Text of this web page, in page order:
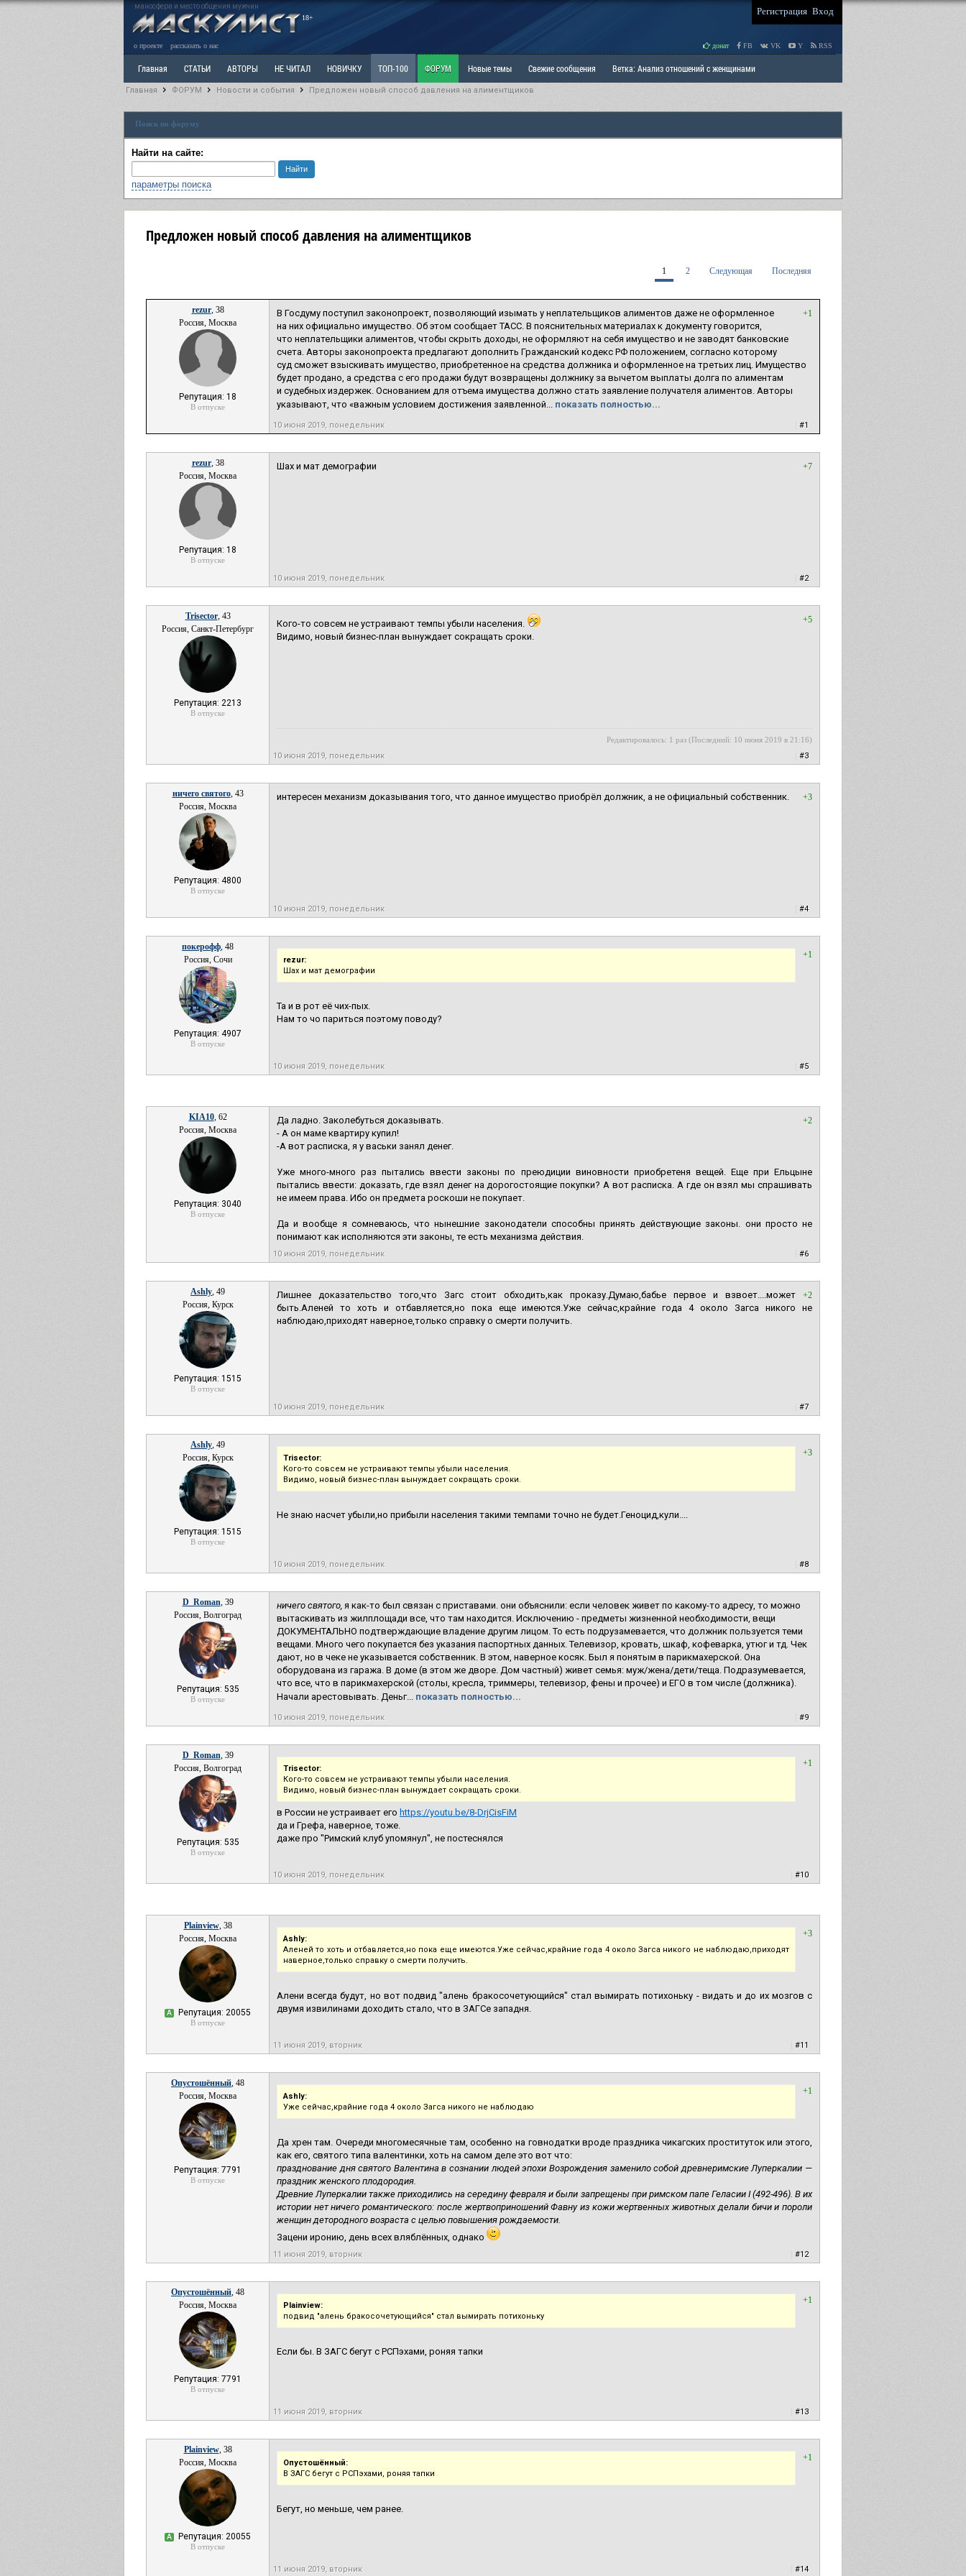
маносфера и место общения мужчин
18+
Регистрация Вход
о проекте рассказать о нас донат FB VK Y RSS
Главная СТАТЬИ АВТОРЫ НЕ ЧИТАЛ НОВИЧКУ ТОП-100 ФОРУМ Новые темы Свежие сообщения Ветка: Анализ отношений с женщинами
Ветка: Наболевшее. Выскажись! РАЗДЕЛ: Мы и Женщины
РАЗДЕЛ: Разное
Главная ФОРУМ Новости и события Предложен новый способ давления на алиментщиков
Поиск по форуму
Найти на сайте:
параметры поиска
Предложен новый способ давления на алиментщиков
1 2 Следующая Последняя
rezur, 38
Россия, Москва
Репутация: 18
В отпуске
+1
В Госдуму поступил законопроект, позволяющий изымать у неплательщиков алиментов даже не оформленное
на них официально имущество. Об этом сообщает ТАСС. В пояснительных материалах к документу говорится,
что неплательщики алиментов, чтобы скрыть доходы, не оформляют на себя имущество и не заводят банковские
счета. Авторы законопроекта предлагают дополнить Гражданский кодекс РФ положением, согласно которому
суд сможет взыскивать имущество, приобретенное на средства должника и оформленное на третьих лиц. Имущество
будет продано, а средства с его продажи будут возвращены должнику за вычетом выплаты долга по алиментам
и судебных издержек. Основанием для отъема имущества должно стать заявление получателя алиментов. Авторы
указывают, что «важным условием достижения заявленной... показать полностью...
10 июня 2019, понедельник #1
rezur, 38
Россия, Москва
Репутация: 18
В отпуске
+7
Шах и мат демографии
10 июня 2019, понедельник #2
Trisector, 43
Россия, Санкт-Петербург
Репутация: 2213
В отпуске
+5
Кого-то совсем не устраивают темпы убыли населения.
Видимо, новый бизнес-план вынуждает сокращать сроки.
Редактировалось: 1 раз (Последний: 10 июня 2019 в 21:16)
10 июня 2019, понедельник #3
ничего святого, 43
Россия, Москва
Репутация: 4800
В отпуске
+3
интересен механизм доказывания того, что данное имущество приобрёл должник, а не официальный собственник.
10 июня 2019, понедельник #4
покерофф, 48
Россия, Сочи
Репутация: 4907
В отпуске
+1
rezur:
Шах и мат демографии
Та и в рот её чих-пых.
Нам то чо париться поэтому поводу?
10 июня 2019, понедельник #5
KIA10, 62
Россия, Москва
Репутация: 3040
В отпуске
+2
Да ладно. Заколебуться доказывать.
- А он маме квартиру купил!
-А вот расписка, я у васьки занял денег.
Уже много-много раз пытались ввести законы по преюдиции виновности приобретеня вещей. Еще при Ельцыне
пытались ввести: доказать, где взял денег на дорогостоящие покупки? А вот расписка. А где он взял мы спрашивать
не имеем права. Ибо он предмета роскоши не покупает.
Да и вообще я сомневаюсь, что нынешние законодатели способны принять действующие законы. они просто не
понимают как исполняются эти законы, те есть механизма действия.
10 июня 2019, понедельник #6
Ashly, 49
Россия, Курск
Репутация: 1515
В отпуске
+2
Лишнее доказательство того,что Загс стоит обходить,как проказу.Думаю,бабье первое и взвоет....может
быть.Аленей то хоть и отбавляется,но пока еще имеются.Уже сейчас,крайние года 4 около Загса никого не
наблюдаю,приходят наверное,только справку о смерти получить.
10 июня 2019, понедельник #7
Ashly, 49
Россия, Курск
Репутация: 1515
В отпуске
+3
Trisector:
Кого-то совсем не устраивают темпы убыли населения.
Видимо, новый бизнес-план вынуждает сокращать сроки.
Не знаю насчет убыли,но прибыли населения такими темпами точно не будет.Геноцид,кули....
10 июня 2019, понедельник #8
D_Roman, 39
Россия, Волгоград
Репутация: 535
В отпуске
ничего святого, я как-то был связан с приставами. они объяснили: если человек живет по какому-то адресу, то можно
вытаскивать из жилплощади все, что там находится. Исключению - предметы жизненной необходимости, вещи
ДОКУМЕНТАЛЬНО подтверждающие владение другим лицом. То есть подрузамевается, что должник пользуется теми
вещами. Много чего покупается без указания паспортных данных. Телевизор, кровать, шкаф, кофеварка, утюг и тд. Чек
дают, но в чеке не указывается собственник. В этом, наверное косяк. Был я понятым в парикмахерской. Она
оборудована из гаража. В доме (в этом же дворе. Дом частный) живет семья: муж/жена/дети/теща. Подразумевается,
что все, что в парикмахерской (столы, кресла, триммеры, телевизор, фены и прочее) и ЕГО в том числе (должника).
Начали арестовывать. Деньг... показать полностью...
10 июня 2019, понедельник #9
D_Roman, 39
Россия, Волгоград
Репутация: 535
В отпуске
+1
Trisector:
Кого-то совсем не устраивают темпы убыли населения.
Видимо, новый бизнес-план вынуждает сокращать сроки.
в России не устраивает его https://youtu.be/8-DrjCisFiM
да и Грефа, наверное, тоже.
даже про "Римский клуб упомянул", не постеснялся
10 июня 2019, понедельник #10
Plainview, 38
Россия, Москва
А Репутация: 20055
В отпуске
+3
Ashly:
Аленей то хоть и отбавляется,но пока еще имеются.Уже сейчас,крайние года 4 около Загса никого не наблюдаю,приходят
наверное,только справку о смерти получить.
Алени всегда будут, но вот подвид "алень бракосочетующийся" стал вымирать потихоньку - видать и до их мозгов с
двумя извилинами доходить стало, что в ЗАГСе западня.
11 июня 2019, вторник #11
Опустошённый, 48
Россия, Москва
Репутация: 7791
В отпуске
+1
Ashly:
Уже сейчас,крайние года 4 около Загса никого не наблюдаю
Да хрен там. Очереди многомесячные там, особенно на говнодатки вроде праздника чикагских проституток или этого,
как его, святого типа валентинки, хоть на самом деле это вот что:
празднование дня святого Валентина в сознании людей эпохи Возрождения заменило собой древнеримские Луперкалии —
праздник женского плодородия.
Древние Луперкалии также приходились на середину февраля и были запрещены при римском папе Геласии I (492-496). В их
истории нет ничего романтического: после жертвоприношений Фавну из кожи жертвенных животных делали бичи и пороли
женщин детородного возраста с целью повышения рождаемости.
Зацени иронию, день всех вляблённых, однако
11 июня 2019, вторник #12
Опустошённый, 48
Россия, Москва
Репутация: 7791
В отпуске
+1
Plainview:
подвид "алень бракосочетующийся" стал вымирать потихоньку
Если бы. В ЗАГС бегут с РСПэхами, роняя тапки
11 июня 2019, вторник #13
Plainview, 38
Россия, Москва
А Репутация: 20055
В отпуске
+1
Опустошённый:
В ЗАГС бегут с РСПэхами, роняя тапки
Бегут, но меньше, чем ранее.
11 июня 2019, вторник #14